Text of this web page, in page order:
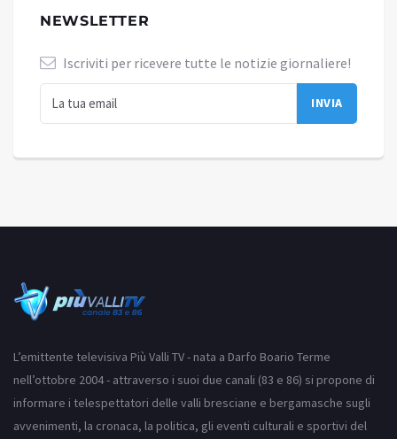
NEWSLETTER
Iscriviti per ricevere tutte le notizie giornaliere!
L’emittente televisiva Più Valli TV - nata a Darfo Boario Terme
nell’ottobre 2004 - attraverso i suoi due canali (83 e 86) si propone di
informare i telespettatori delle valli bresciane e bergamasche sugli
avvenimenti, la cronaca, la politica, gli eventi culturali e sportivi del